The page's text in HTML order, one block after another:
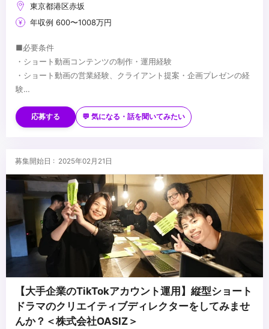
東京都港区赤坂
年収例 600〜1008万円
■必要条件
・ショート動画コンテンツの制作・運用経験
・ショート動画の営業経験、クライアント提案・企画プレゼンの経
験
・SNSマーケティングや広告業界でのディレクション経験
・動画制作（撮影・編集）の実務経験（Premiere Proなどを使用）
・Adobe Photoshop／Illustratorの使用経験
・クライアント提案・企画プレゼンの経験
・数値データを元にしたPDCA改善経験
＞＞求める人物像
・「映像が好き」で、見るだけでなく「作りたい」気持ちがある方
・YouTube／TikTokなどSNSコンテンツが好きで、日常的にトレン
ドを追っている方
・手を動かしながら自分の手でアウトプットを生み出したいハンズ
オン志向の方
・コミュニケーションを大事にしながら、チームで成果を出したい
方
・ビジネス視点で「数字」や「成果」にもコミットできる方
応募する 💬 気になる・話を聞いてみたい
募集開始日 : 2025年02月21日
【大手企業のTikTokアカウント運用】縦型ショート
ドラマのクリエイティブディレクターをしてみませ
んか？＜株式会社OASIZ＞